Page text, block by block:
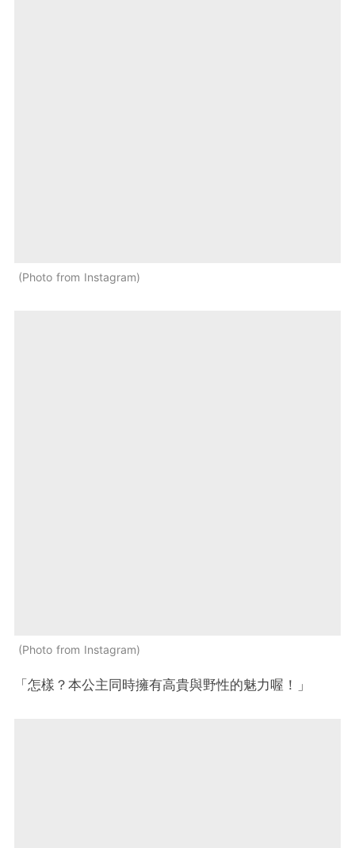
Photo from Instagram
Photo from Instagram
「怎樣？本公主同時擁有高貴與野性的魅力喔！」